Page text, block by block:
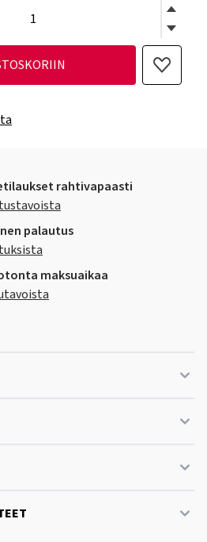
rahtivapaasti
palautus
maksuaikaa